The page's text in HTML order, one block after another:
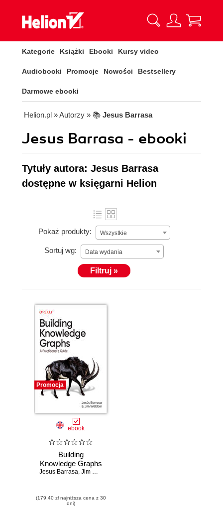
Kategorie Książki Ebooki Kursy video
Audiobooki Promocje Nowości Bestsellery
Darmowe ebooki
Helion.pl » Autorzy » 📚 Jesus Barrasa
Jesus Barrasa - ebooki
Tytuły autora: Jesus Barrasa
dostępne w księgarni Helion
Pokaż produkty: Wszystkie
Sortuj wg: Data wydania
Filtruj »
Promocja
ebook
Building
Knowledge Graphs
Jesus Barrasa, Jim Webber
(179,40 zł najniższa cena z 30
dni)